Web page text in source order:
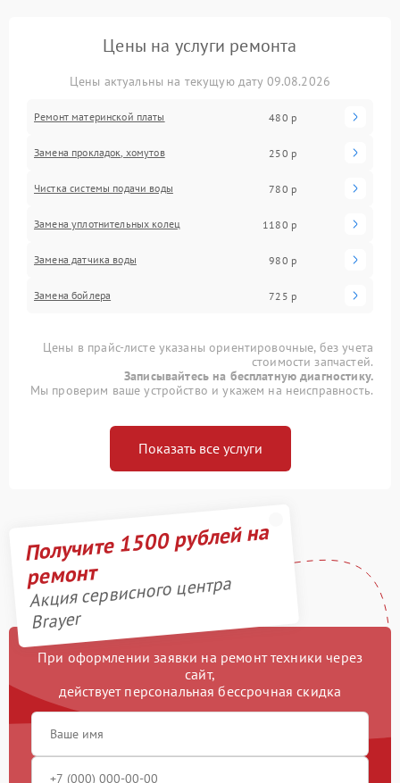
Цены на услуги ремонта
Цены актуальны на текущую дату 09.08.2026
Ремонт материнской платы 480 р
Замена прокладок, хомутов 250 р
Чистка системы подачи воды 780 р
Замена уплотнительных колец 1180 р
Замена датчика воды 980 р
Замена бойлера 725 р
Цены в прайс-листе указаны ориентировочные, без учета
стоимости запчастей.
Записывайтесь на бесплатную диагностику.
Мы проверим ваше устройство и укажем на неисправность.
Показать все услуги
Получите 1500 рублей на
ремонт
Акция сервисного центра
Brayer
При оформлении заявки на ремонт техники через
сайт,
действует персональная бессрочная скидка